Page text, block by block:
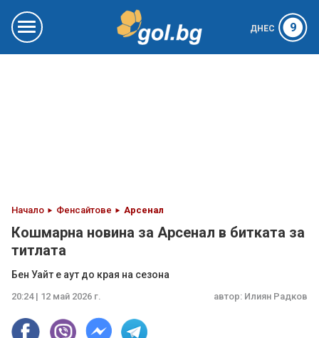
ДНЕС 9
Начало Фенсайтове Арсенал
Кошмарна новина за Арсенал в битката за
титлата
Бен Уайт е аут до края на сезона
20:24 | 12 май 2026 г. автор: Илиян Радков